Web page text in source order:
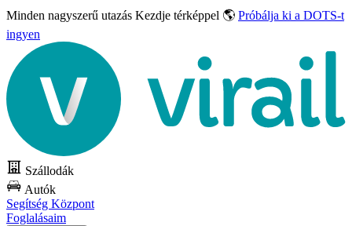
Minden nagyszerű utazás Kezdje térképpel 🌎 Próbálja ki a DOTS-t
ingyen
Szállodák
Autók
Segítség Központ
Foglalásaim